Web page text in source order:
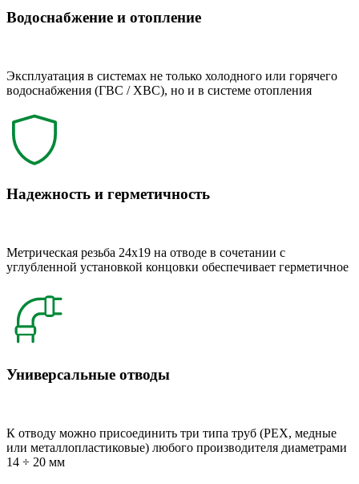
Водоснабжение и отопление
Эксплуатация в системах не только холодного или горячего
водоснабжения (ГВС / ХВС), но и в системе отопления
Надежность и герметичность
Метрическая резьба 24x19 на отводе в сочетании с
углубленной установкой концовки обеспечивает герметичное
Универсальные отводы
К отводу можно присоединить три типа труб (РЕХ, медные
или металлопластиковые) любого производителя диаметрами
14 ÷ 20 мм